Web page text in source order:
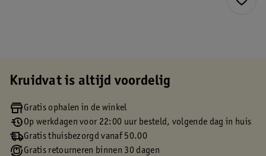
Kruidvat is altijd voordelig
Gratis ophalen in de winkel
Op werkdagen voor 22:00 uur besteld, volgende dag in huis
Gratis thuisbezorgd vanaf 50.00
Gratis retourneren binnen 30 dagen